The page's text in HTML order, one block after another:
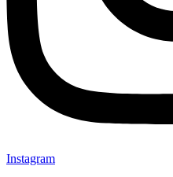
Instagram